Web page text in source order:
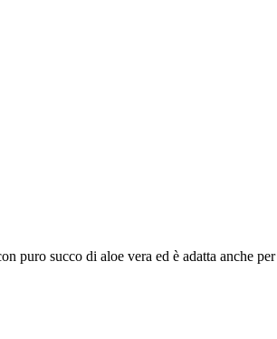
puro succo di aloe vera ed è adatta anche